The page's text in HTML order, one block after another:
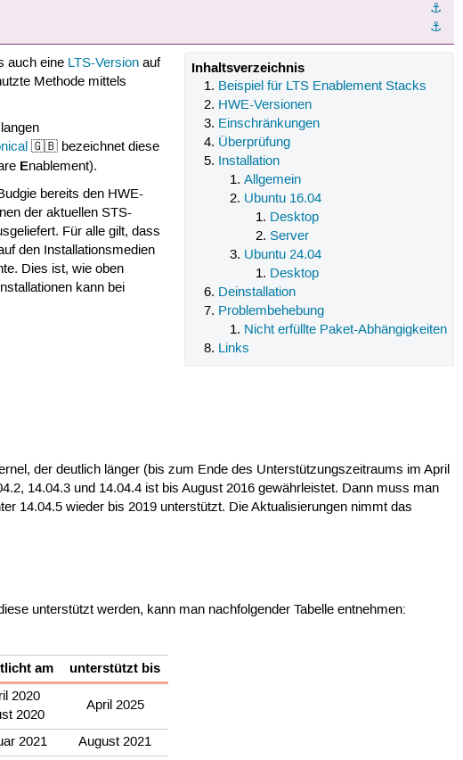
⚓︎
⚓︎
Inhaltsverzeichnis
Beispiel für LTS Enablement Stacks
HWE-Versionen
Einschränkungen
Überprüfung
Installation
Allgemein
Ubuntu 16.04
Desktop
Server
Ubuntu 24.04
Desktop
Deinstallation
Problembehebung
Nicht erfüllte Paket-Abhängigkeiten
Links
auch eine LTS-Version auf
Methode mittels
🇬🇧 bezeichnet diese
Enablement).
bereits den HWE-
der aktuellen STS-
Für alle gilt, dass
den Installationsmedien
Dies ist, wie oben
kann bei
der deutlich länger (bis zum Ende des Unterstützungszeitraums im April
14.04.3 und 14.04.4 ist bis August 2016 gewährleistet. Dann muss man
14.04.5 wieder bis 2019 unterstützt. Die Aktualisierungen nimmt das
unterstützt werden, kann man nachfolgender Tabelle entnehmen:
am unterstützt bis
2020
2020
April 2025
2021
August 2021